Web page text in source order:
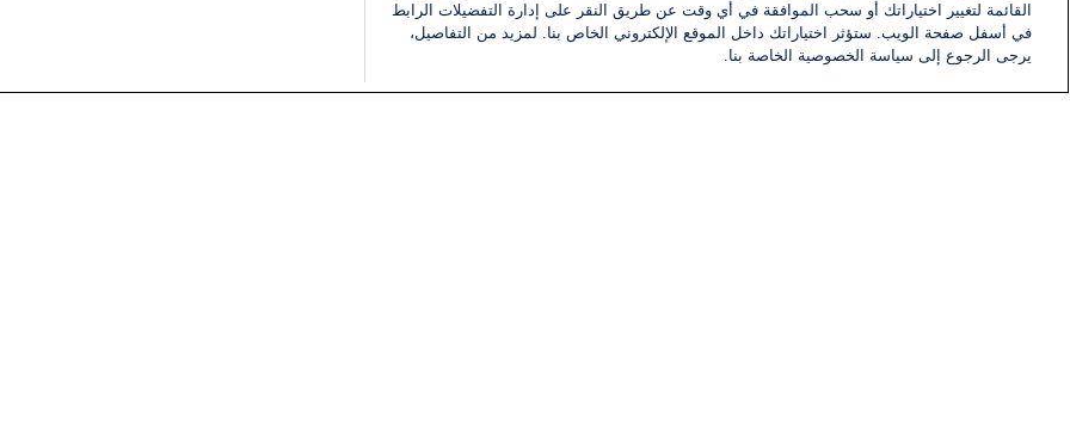
القائمة لتغيير اختياراتك أو سحب الموافقة في أي وقت عن طريق النقر على إدارة التفضيلات الرابط
في أسفل صفحة الويب. ستؤثر اختياراتك داخل الموقع الإلكتروني الخاص بنا. لمزيد من التفاصيل،
يرجى الرجوع إلى سياسة الخصوصية الخاصة بنا.